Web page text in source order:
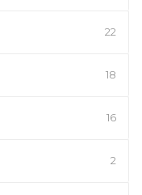
22
18
16
2